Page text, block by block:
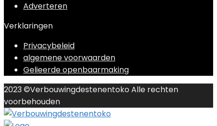
Adverteren
Verklaringen
Privacybeleid
algemene voorwaarden
Gelieerde openbaarmaking
2023 ©Verbouwingdestenentoko Alle rechten
voorbehouden